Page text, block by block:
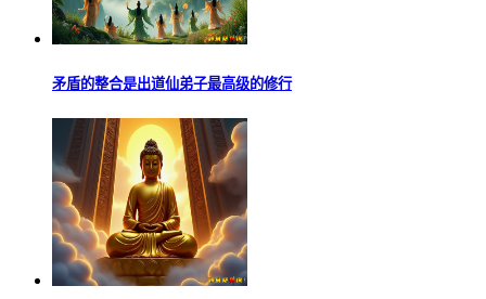
矛盾的整合是出道仙弟子最高级的修行